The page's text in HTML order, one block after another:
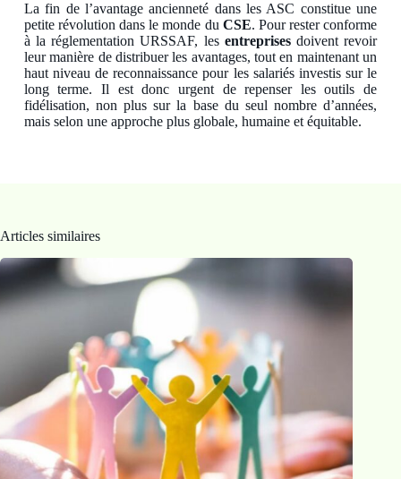
La fin de l’avantage ancienneté dans les ASC constitue une
petite révolution dans le monde du CSE. Pour rester conforme
à la réglementation URSSAF, les entreprisesdoivent revoir
leur manière de distribuer les avantages, tout en maintenant un
haut niveau de reconnaissance pour les salariés investis sur le
long terme. Il est donc urgent de repenser les outils de
fidélisation, non plus sur la base du seul nombre d’années,
mais selon une approche plus globale, humaine et équitable.
Articles similaires